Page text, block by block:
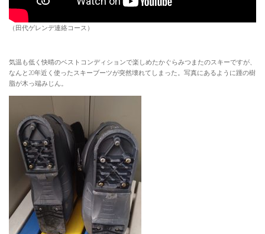
（田代ゲレンデ連絡コース）
気温も低く快晴のベストコンディションで楽しめたかぐらみつまたのスキーですが、
なんと20年近く使ったスキーブーツが突然壊れてしまった。写真にあるように踵の樹
脂が木っ端みじん。